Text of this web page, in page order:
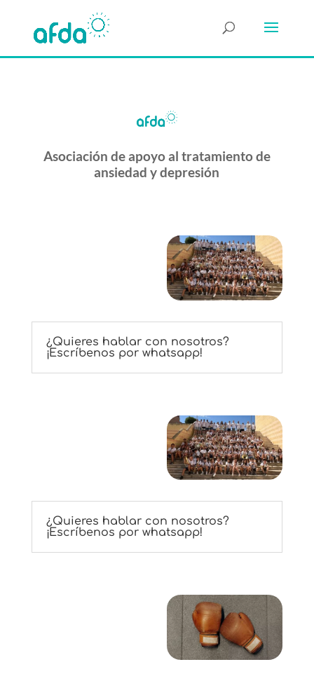
Asociación de apoyo al tratamiento de
ansiedad y depresión
¿Quieres hablar con nosotros?
¡Escríbenos por whatsapp!
¿Quieres hablar con nosotros?
¡Escríbenos por whatsapp!